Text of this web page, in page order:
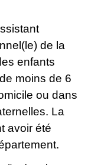
de la
enfants
moins de 6
ou dans
La
avoir été